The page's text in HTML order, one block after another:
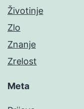
Životinje
Zlo
Znanje
Zrelost
Meta